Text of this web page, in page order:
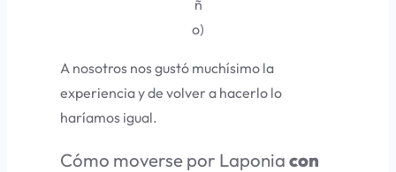
ñ
o)
A nosotros nos gustó muchísimo la
experiencia y de volver a hacerlo lo
haríamos igual.
Cómo moverse por Laponia con